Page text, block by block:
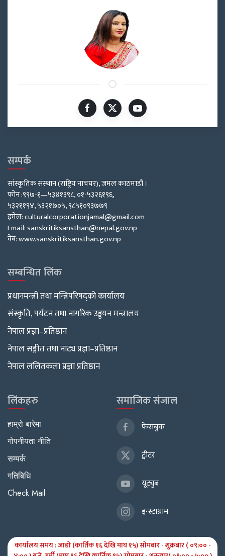
सम्पर्क
सांस्कृतिक संस्थान (राष्ट्रिय नाचघर), जमल काठमाडौं ।
फोन :९९७-१—५३४१३९८, ०१-५३२६१९६,
५३२११९४, ५३२१७०५, ९८५१०९३७७९
इमेल: culturalcorporationjamal@gmail.com
Email: sanskritiksansthan@nepal.gov.np
वेब: www.sanskritiksansthan.gov.np
सम्बन्धित लिंक
प्रधानमन्त्री तथा मन्त्रिपरिषद्को कार्यालय
संस्कृति, पर्यटन तथा नागरिक उड्डयन मन्त्रालय
नेपाल प्रज्ञा–प्रतिष्ठान
नेपाल सङ्गीत तथा नाट्य प्रज्ञा–प्रतिष्ठान
नेपाल ललितकला प्रज्ञा प्रतिष्ठान
लिंकहरु
हाम्रो बारेमा
गोपनीयता नीति
सम्पर्क
गतिबिधि
Check Mail
समाजिक संजाल
फेसबुक
ट्वीटर
यूट्युब
इन्स्टाग्राम
कार्यालय समय : जाडो (कार्तिक १६ देखि माघ १५) सोमबार - शुक्रबार ( ०९:०० -